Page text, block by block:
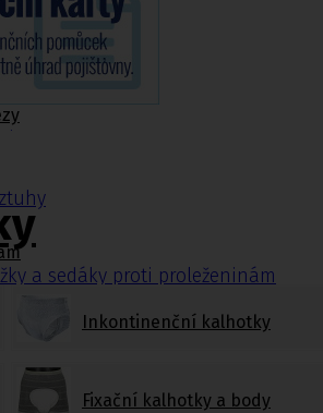
a sedáky proti proleženinám
Inkontinenční kalhotky
Fixační kalhotky a body